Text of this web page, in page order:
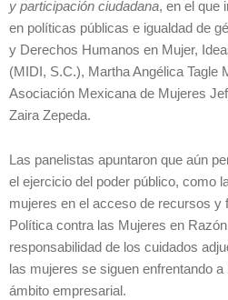
y participación ciudadana, en el que
en políticas públicas e igualdad de
y Derechos Humanos en Mujer,
(MIDI, S.C.), Martha Angélica Tagle
Asociación Mexicana de Mujeres
Zaira Zepeda.
Las panelistas apuntaron que aún
el ejercicio del poder público, como
mujeres en el acceso de recursos y
Política contra las Mujeres en
responsabilidad de los cuidados
las mujeres se siguen enfrentando
ámbito empresarial.